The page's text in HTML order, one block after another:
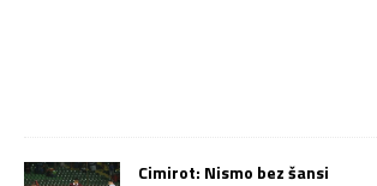
Cimirot: Nismo bez šansi